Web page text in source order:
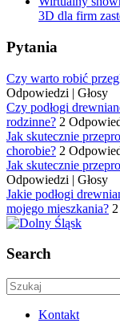
3D dla firm
Pytania
Czy warto robić
Odpowiedzi | Głosy
Czy podłogi
rodzinne? 2
Jak skutecznie
chorobie? 2
Jak skutecznie
Odpowiedzi | Głosy
Jakie podłogi
mojego mieszkania?
Search
Kontakt